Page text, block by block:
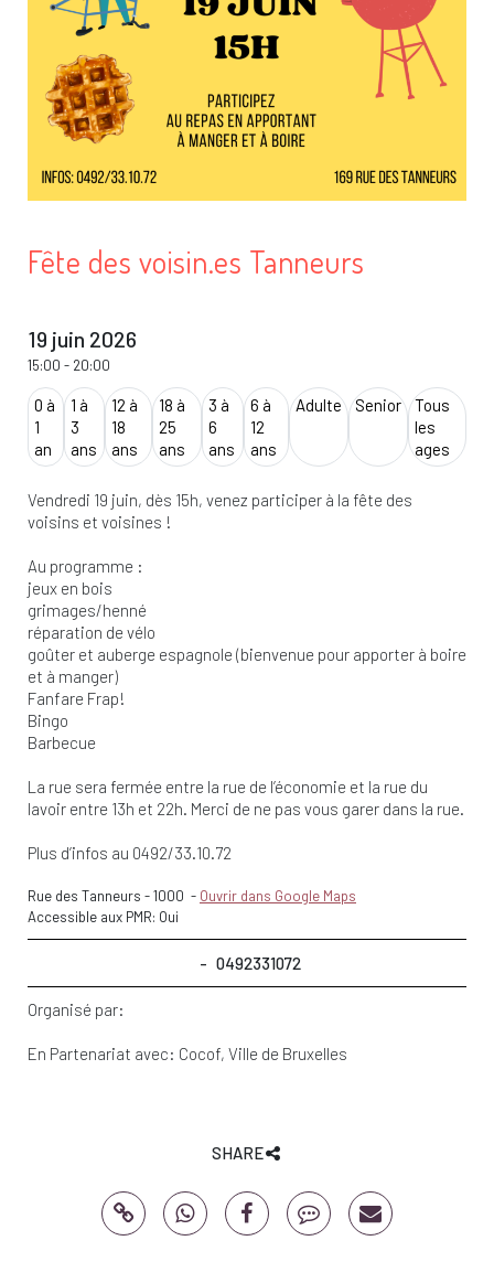
Fête des voisin.es Tanneurs
19 juin 2026
15:00 - 20:00
0 à
1
an
1 à
3
ans
12 à
18
ans
18 à
25
ans
3 à
6
ans
6 à
12
ans
Adulte Senior
Tous
les
ages
Vendredi 19 juin, dès 15h, venez participer à la fête des
voisins et voisines !
Au programme :
jeux en bois
grimages/henné
réparation de vélo
goûter et auberge espagnole (bienvenue pour apporter à boire
et à manger)
Fanfare Frap!
Bingo
Barbecue
La rue sera fermée entre la rue de l’économie et la rue du
lavoir entre 13h et 22h. Merci de ne pas vous garer dans la rue.
Plus d’infos au 0492/33.10.72
Rue des Tanneurs -1000 - Ouvrir dans Google Maps
Accessible aux PMR: Oui
0492331072
Organisé par:
En Partenariat avec: Cocof Ville de Bruxelles
SHARE